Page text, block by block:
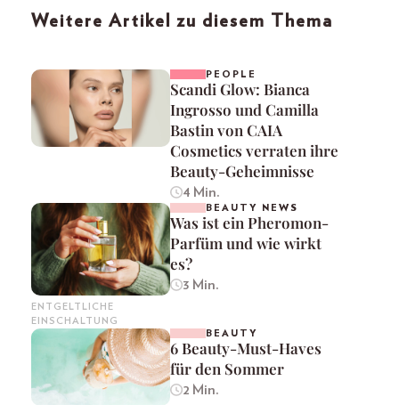
Weitere Artikel zu diesem Thema
PEOPLE
Scandi Glow: Bianca
Ingrosso und Camilla
Bastin von CAIA
Cosmetics verraten ihre
Beauty-Geheimnisse
4 Min.
ENTGELTLICHE
EINSCHALTUNG
BEAUTY NEWS
Was ist ein Pheromon-
Parfüm und wie wirkt
es?
3 Min.
BEAUTY
6 Beauty-Must-Haves
für den Sommer
2 Min.